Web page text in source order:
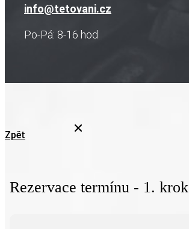
info@tetovani.cz
Po-Pá: 8-16 hod
Zpět
Rezervace termínu - 1. krok